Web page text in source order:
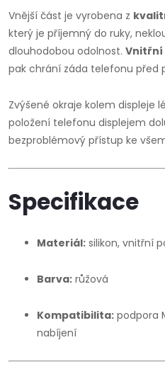
Vnější část je vyrobena z
který je příjemný do ruky,
dlouhodobou odolnost. Vnitřní
pak chrání záda telefonu před
Zvýšené okraje kolem displeje
položení telefonu displejem
bezproblémový přístup ke
Specifikace
Materiál: silikon, vnitřní
Barva: růžová
Kompatibilita: podpora
nabíjení